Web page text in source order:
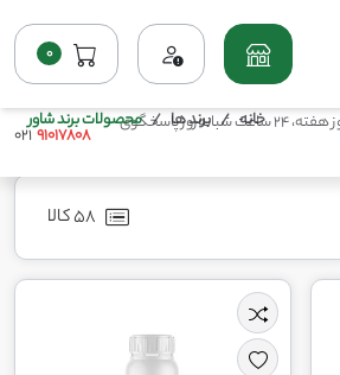
0
هفت روز هفته، 24 ساعت شبانه‌روز پاسخگوی
91017808
021
خانه برند ها محصولات برند شاور
58 کالا